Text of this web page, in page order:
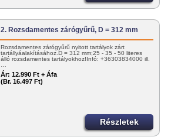
2. Rozsdamentes zárógyűrű, D = 312 mm
Rozsdamentes zárógyűrű nyitott tartályok zárt
tartállyáalakításához.D = 312 mm;25 - 35 - 50 literes
álló rozsdamentes tartályokhoz!Infó: +36303834000 ill.
…
Ár: 12.990 Ft + Áfa
(Br. 16.497 Ft)
Részletek